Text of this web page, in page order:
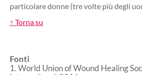
particolare donne (tre volte più degli
↑ Torna su
Fonti
1. World Union of Wound Healing